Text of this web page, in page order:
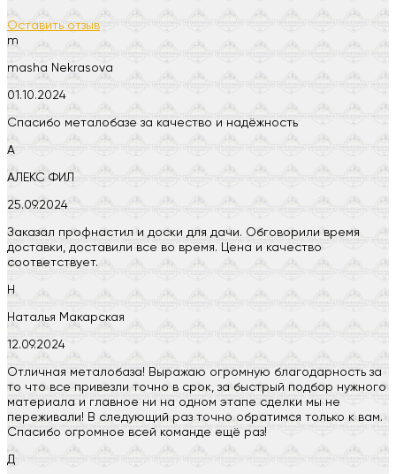
Оставить отзыв
m
masha Nekrasova
01.10.2024
Спасибо металобазе за качество и надёжность
А
АЛЕКС ФИЛ
25.09.2024
Заказал профнастил и доски для дачи. Обговорили время
доставки, доставили все во время. Цена и качество
соответствует.
Н
Наталья Макарская
12.09.2024
Отличная металобаза! Выражаю огромную благодарность за
то что все привезли точно в срок, за быстрый подбор нужного
материала и главное ни на одном этапе сделки мы не
переживали! В следующий раз точно обратимся только к вам.
Спасибо огромное всей команде ещё раз!
Д